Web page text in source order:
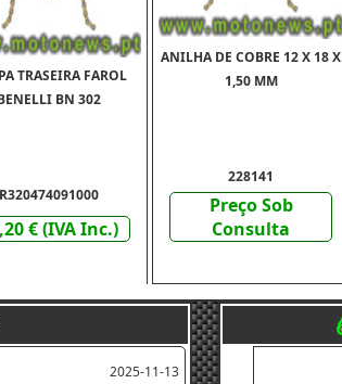
TRASEIRA FAROL
BN 302
R320474091000
€ (IVA Inc.)
ANILHA DE COBRE 12 X 18 X
1,50 MM
228141
Preço Sob
Consulta
2025-11-13